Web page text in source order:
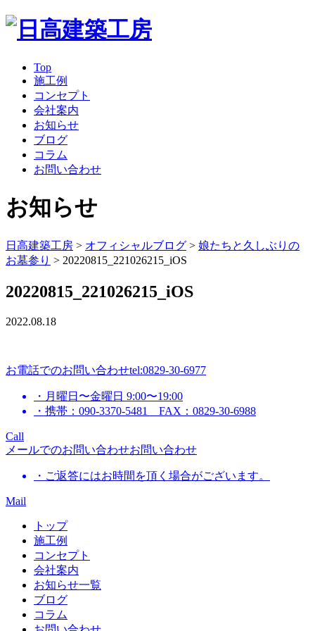
Top
施工例
コンセプト
会社案内
お知らせ
ブログ
コラム
お問い合わせ
お知らせ
日高建築工房 > オフィシャルブログ > 娘たちと久しぶりの
お墓参り > 20220815_221026215_iOS
20220815_221026215_iOS
2022.08.18
お電話でのお問い合わせtel:0829-30-6977
・月曜日〜金曜日 9:00〜19:00
・携帯：090-3370-5481 FAX：0829-30-6988
Call
メールでのお問い合わせお問い合わせ
・ご返答にはお時間を頂く場合がございます。
Mail
トップ
施工例
コンセプト
会社案内
お知らせ一覧
ブログ
コラム